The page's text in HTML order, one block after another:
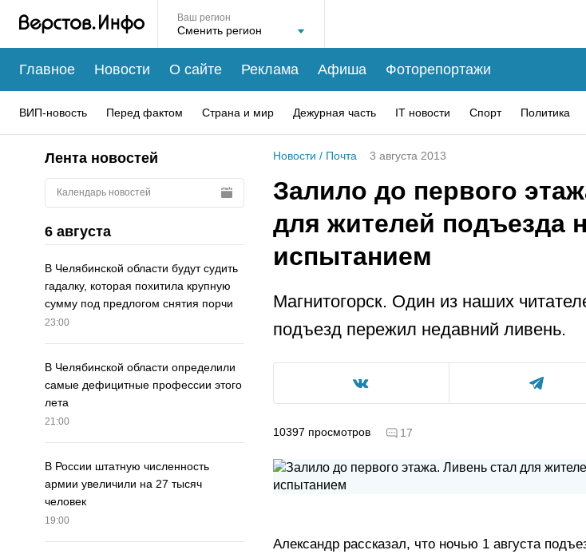
Ваш регион
Главное Новости О сайте Реклама Афиша Фоторепортажи
ВИП-новость Перед фактом Страна и мир Дежурная часть IT новости Спорт Политика
Лента новостей
Календарь новостей
6 августа
В Челябинской области будут судить
гадалку, которая похитила крупную
сумму под предлогом снятия порчи
23:00
В Челябинской области определили
самые дефицитные профессии этого
лета
21:00
В России штатную численность
армии увеличили на 27 тысяч
человек
19:00
Новости / Почта 3 августа 2013
Залило до первого
для жителей подъезда
испытанием
Магнитогорск. Один из наших
подъезд пережил недавний ливень.
10397 просмотров 17
Александр рассказал, что ночью 1 августа